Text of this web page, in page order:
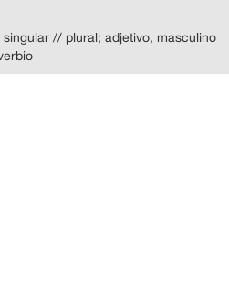
// plural; adjetivo, masculino